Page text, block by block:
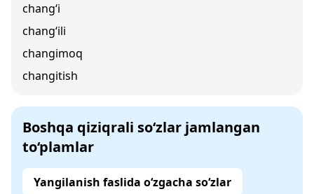
chang‘i
chang‘ili
changimoq
changitish
Boshqa qiziqrali so‘zlar jamlangan
to‘plamlar
Yangilanish faslida o‘zgacha so‘zlar